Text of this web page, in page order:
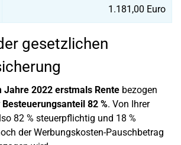
1.181,00 Euro
gesetzlichen
Jahre 2022 erstmals Rente bezogen
Besteuerungsanteil 82 %. Von Ihrer
82 % steuerpflichtig und 18 %
der Werbungskosten-Pauschbetrag